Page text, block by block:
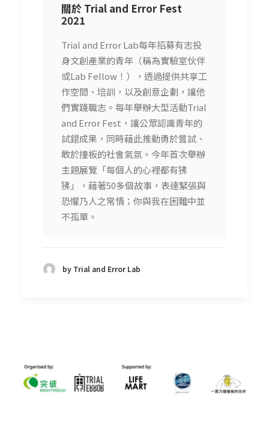
關於 Trial and Error Fest
2021
Trial and Error Lab每年招募有志投
身文創產業的青年（稱為實驗室伙伴
或Lab Fellow！），透過提供共享工
作空間、培訓，以及創意企劃，讓他
們實踐職志。每年舉辦大型活動Trial
and Error Fest，讓公眾認識青年的
試錯成果，同時藉此推動勇於嘗試、
敢於撞板的社會氣氛。今年首次舉辦
主題展覽「每個人的心裡都有狒
狒」，藉著50多個故事，表達緊張與
恐懼乃人之常情；你與我在困難中並
不孤單。
by Trial and Error Lab